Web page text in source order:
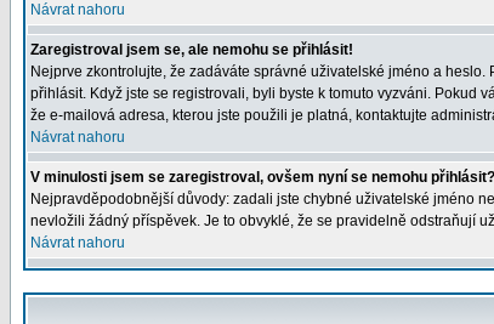
Návrat nahoru
Zaregistroval jsem se, ale nemohu se přihlásit!
Nejprve zkontrolujte, že zadáváte správné uživatelské jméno a
přihlásit. Když jste se registrovali, byli byste k tomuto vyzváni. Pokud
že e-mailová adresa, kterou jste použili je platná, kontaktujte
Návrat nahoru
V minulosti jsem se zaregistroval, ovšem nyní se nemohu
Nejpravděpodobnější důvody: zadali jste chybné uživatelské jméno
nevložili žádný příspěvek. Je to obvyklé, že se pravidelně odstraňují
Návrat nahoru